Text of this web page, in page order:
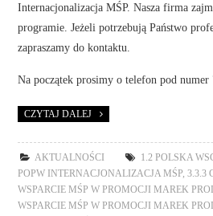
Internacjonalizacja MŚP. Nasza firma
programie. Jeżeli potrzebują Państwo
zapraszamy do kontaktu.
Na początek prosimy o telefon pod numer
CZYTAJ DALEJ
AKTUALNOŚCI 1.2 POLSKA
POPW INTERNACJONALIZACJA MŚP ,3.3.3
WSPARCIE MŚP W PROMOCJI MAREK
WSPARCIE MŚP W PROMOCJI MAREK